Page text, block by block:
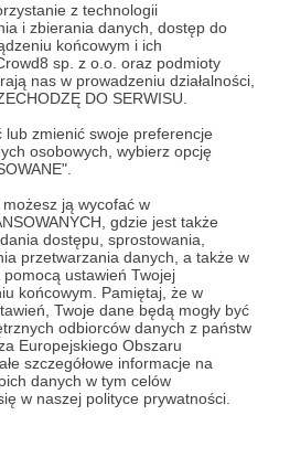
z technologii
i zbierania danych, dostęp do
końcowym i ich
sp. z o.o. oraz podmioty
nas w prowadzeniu działalności,
DO SERWISU.
zmienić swoje preferencje
osobowych, wybierz opcję
ją wycofać w
gdzie jest także
dostępu, sprostowania,
przetwarzania danych, a także w
ustawień Twojej
końcowym. Pamiętaj, że w
Twoje dane będą mogły być
odbiorców danych z państw
Europejskiego Obszaru
szczegółowe informacje na
danych w tym celów
w naszej polityce prywatności.
Regulaminserwisu oraz
moich danych
formularzu rejestracyjnym w celu
usług serwisu Patronite.
drogą elektroniczną
newslettera. Opcja ta może zostać
konta.